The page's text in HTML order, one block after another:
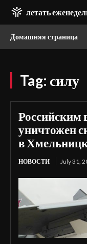
летать
Домашняя страница
Tag: силу
Российским
уничтожен
в
НОВОСТИ July 31,